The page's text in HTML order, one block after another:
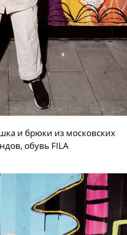
и брюки из московских
обувь FILA